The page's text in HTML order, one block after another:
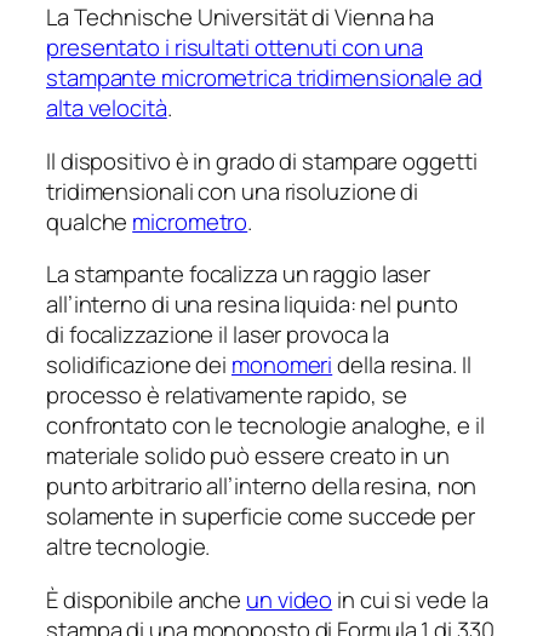
La Technische Universität di Vienna ha
presentato i risultati ottenuti con una
stampante micrometrica tridimensionale ad
alta velocità.
Il dispositivo è in grado di stampare oggetti
tridimensionali con una risoluzione di
qualche micrometro.
La stampante focalizza un raggio laser
all’interno di una resina liquida: nel punto
di focalizzazione il laser provoca la
solidificazione dei monomeridella resina. Il
processo è relativamente rapido, se
confrontato con le tecnologie analoghe, e il
materiale solido può essere creato in un
punto arbitrario all’interno della resina, non
solamente in superficie come succede per
altre tecnologie.
È disponibile anche un video in cui si vede la